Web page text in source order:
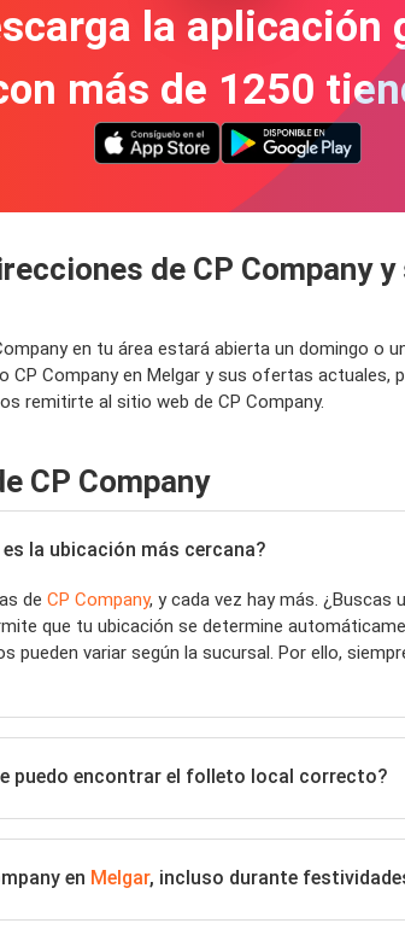
la aplicación
más de 1250
de CP Company
en tu área estará abierta un domingo
Company en Melgar y sus ofertas
remitirte al sitio web de CP Company.
CP Company
es la ubicación más cercana?
de CP Company, y cada vez hay más. ¿Buscas
que tu ubicación se determine
pueden variar según la sucursal. Por ello,
puedo encontrar el folleto local correcto?
en Melgar, incluso durante